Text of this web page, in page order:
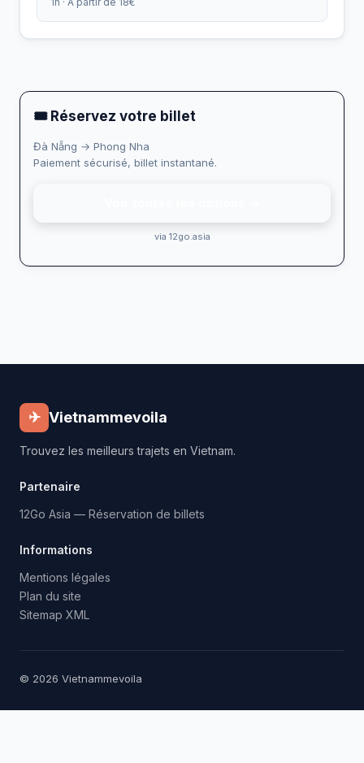
🎟 Réservez votre billet
Đà Nẵng → Phong Nha
Paiement sécurisé, billet instantané.
via 12go.asia
✈ Vietnammevoila
Trouvez les meilleurs trajets en Vietnam.
Partenaire
12Go Asia — Réservation de billets
Informations
Mentions légales
Plan du site
Sitemap XML
© 2026 Vietnammevoila